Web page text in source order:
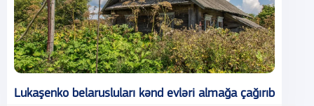
Lukaşenko belarusluları kənd evləri almağa çağırıb